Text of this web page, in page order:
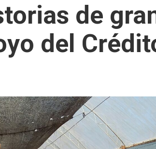
de
del